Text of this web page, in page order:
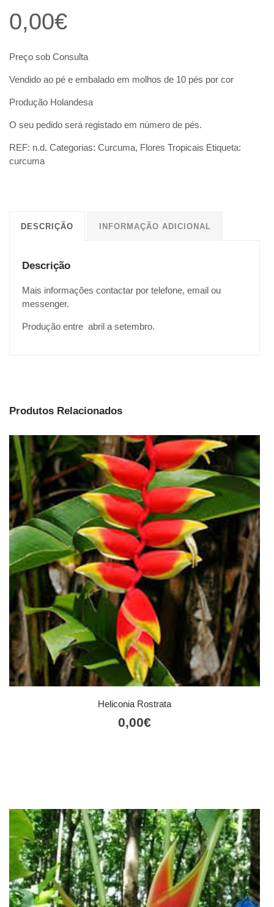
0,00€
Preço sob Consulta
Vendido ao pé e embalado em molhos de 10 pés por cor
Produção Holandesa
O seu pedido será registado em número de pés.
REF: n.d. Categorias: Curcuma, Flores Tropicais Etiqueta:
curcuma
DESCRIÇÃO INFORMAÇÃO ADICIONAL
Descrição
Mais informações contactar por telefone, email ou
messenger.
Produção entre abril a setembro.
Produtos Relacionados
Heliconia Rostrata
0,00€